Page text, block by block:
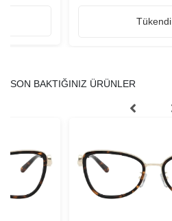
Tükendi
SON BAKTIĞINIZ ÜRÜNLER